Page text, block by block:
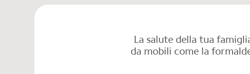
La salute della tua
da mobili come la